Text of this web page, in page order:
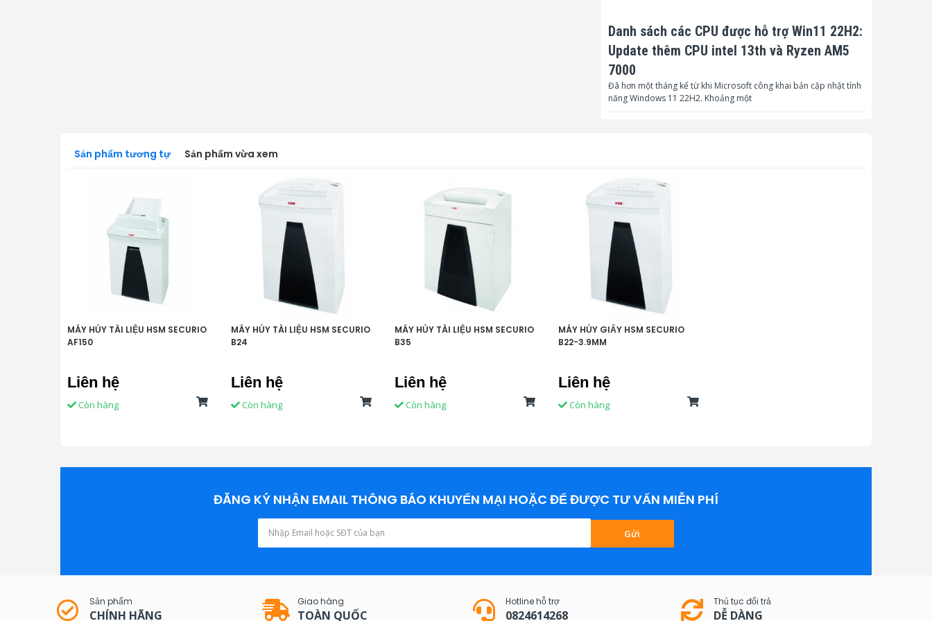
Danh sách các CPU được hỗ trợ Win11 22H2:
Update thêm CPU intel 13th và Ryzen AM5
7000
Đã hơn một tháng kể từ khi Microsoft công khai bản cập nhật tính
năng Windows 11 22H2. Khoảng một
Sản phẩm tương tự Sản phẩm vừa xem
MÁY HỦY TÀI LIỆU HSM SECURIO
AF150
Liên hệ
Còn hàng
MÁY HỦY TÀI LIỆU HSM SECURIO
B24
Liên hệ
Còn hàng
MÁY HỦY TÀI LIỆU HSM SECURIO
B35
Liên hệ
Còn hàng
MÁY HỦY GIẤY HSM SECURIO
B22-3.9MM
Liên hệ
Còn hàng
ĐĂNG KÝ NHẬN EMAIL THÔNG BÁO KHUYẾN MẠI HOẶC ĐỂ ĐƯỢC TƯ VẤN MIỄN PHÍ
Gửi
Sản phẩm
CHÍNH HÃNG
Giao hàng
TOÀN QUỐC
Hotline hỗ trợ
0824614268
Thủ tục đổi trả
DỄ DÀNG